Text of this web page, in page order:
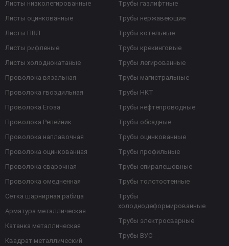
Листы низколегированные
Листы оцинкованные
Листы ПВЛ
Листы рифленые
Листы холоднокатаные
Проволока вязальная
Проволока гвоздильная
Проволока Егоза
Проволока Репейник
Проволока наплавочная
Проволока оцинкованная
Проволока сварочная
Проволока омедненная
Сетка шарнирная рабица
Арматура металлическая
Катанка металлическая
Квадрат металлический
Трубы газлифтные
Трубы нержавеющие
Трубы котельные
Трубы крекинговые
Трубы легированные
Трубы магистральные
Трубы НКТ
Трубы нефтепроводные
Трубы обсадные
Трубы оцинкованные
Трубы профильные
Трубы спиралешовные
Трубы толстостенные
Трубы
холоднодеформированные
Трубы электросварные
Трубы ВУС